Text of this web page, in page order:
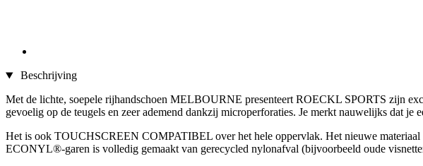
Beschrijving
Met de lichte, soepele rijhandschoen MELBOURNE presenteert ROECKL SPORTS zijn
gevoelig op de teugels en zeer ademend dankzij microperforaties. Je merkt nauwelijks dat je
Het is ook TOUCHSCREEN COMPATIBEL over het hele oppervlak. Het nieuwe materiaal
ECONYL®-garen is volledig gemaakt van gerecycled nylonafval (bijvoorbeeld oude